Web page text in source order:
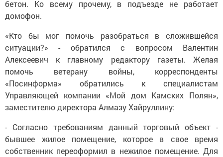
бетон. Ко всему прочему, в подъезде не работает
домофон.
«Кто бы мог помочь разобраться в сложившейся
ситуации?» - обратился с вопросом Валентин
Алексеевич к главному редактору газеты. Желая
помочь ветерану войны, корреспонденты
«Посинформа» обратились к специалистам
Управляющей компании «Мой дом Камских Полян»,
заместителю директора Алмазу Хайруллину:
- Согласно требованиям данный торговый объект -
бывшее жилое помещение, которое в свое время
собственник переоформил в нежилое помещение. Для